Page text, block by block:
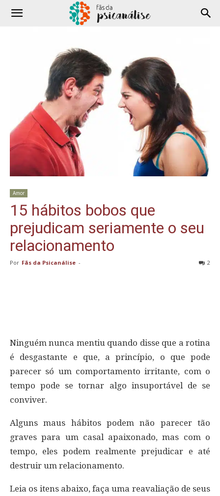
Amor
15 hábitos bobos que
prejudicam seriamente o seu
relacionamento
Por Fãs da Psicanálise - 2
Ninguém nunca mentiu quando disse que a rotina
é desgastante e que, a princípio, o que pode
parecer só um comportamento irritante, com o
tempo pode se tornar algo insuportável de se
conviver.
Alguns maus hábitos podem não parecer tão
graves para um casal apaixonado, mas com o
tempo, eles podem realmente prejudicar e até
destruir um relacionamento.
Leia os itens abaixo, faça uma reavaliação de seus